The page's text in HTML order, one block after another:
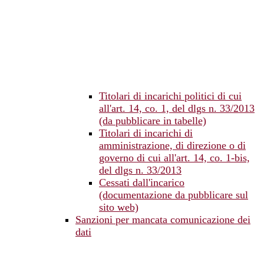
Titolari di incarichi politici di cui
all'art. 14, co. 1, del dlgs n. 33/2013
(da pubblicare in tabelle)
Titolari di incarichi di
amministrazione, di direzione o di
governo di cui all'art. 14, co. 1-bis,
del dlgs n. 33/2013
Cessati dall'incarico
(documentazione da pubblicare sul
sito web)
Sanzioni per mancata comunicazione dei
dati